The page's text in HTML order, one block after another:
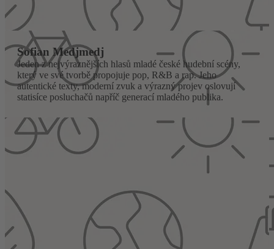
Sofian Medjmedj
Jeden z nejvýraznějších hlasů mladé české hudební scény,
který ve své tvorbě propojuje pop, R&B a rap. Jeho
autentické texty, moderní zvuk a výrazný projev oslovují
statisíce posluchačů napříč generací mladého publika.